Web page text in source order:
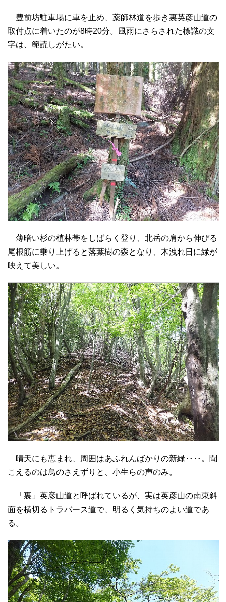
豊前坊駐車場に車を止め、薬師林道を歩き裏英彦山道の
取付点に着いたのが8時20分。風雨にさらされた標識の文
字は、範読しがたい。
薄暗い杉の植林帯をしばらく登り、北岳の肩から伸びる
尾根筋に乗り上げると落葉樹の森となり、木洩れ日に緑が
映えて美しい。
晴天にも恵まれ、周囲はあふれんばかりの新緑‥‥。聞
こえるのは鳥のさえずりと、小生らの声のみ。
「裏」英彦山道と呼ばれているが、実は英彦山の南東斜
面を横切るトラバース道で、明るく気持ちのよい道であ
る。